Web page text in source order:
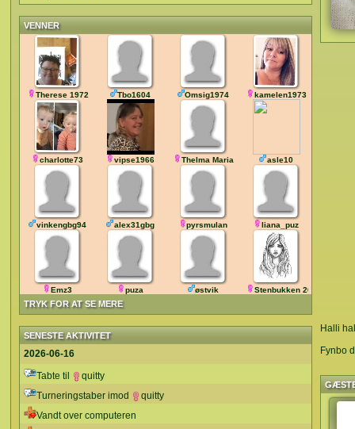
VENNER
TRYK FOR AT SE MERE
Therese 1972 Tbo1604 Omsig1974 kamelen1973
charlotte73 vipse1966 Thelma Maria asle10
vinkengbg94 alex31gbg pyrsmulan liana_puz
Emz3 puza østvik Stenbukken 2021
SENESTE AKTIVITET
2026-06-16
Tabte til
quitty
Turneringstaber imod
quitty
Vandt over computeren
Halli
Fynbo